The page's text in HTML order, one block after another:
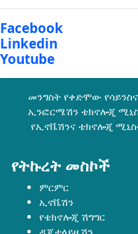
Facebook
Linkedin
Youtube
መንግስት የቀድሞው
ኢንፎርሜሽን ቴክኖሎጂ
የኢኖቬሽንና ቴክኖሎጂ
የትኩረት መስኮች
ምርምር
ኢኖቬሽን
የቴክኖሎጂ ሽግግር